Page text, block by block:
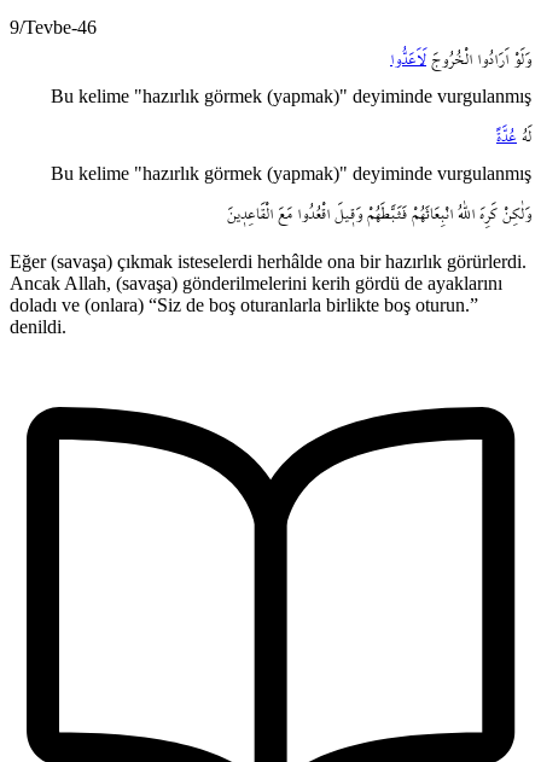
9/Tevbe-46
وَلَوْ اَرَادُوا الْخُرُوجَ لَاَعَدُّوا
Bu kelime "hazırlık görmek (yapmak)" deyiminde vurgulanmış
لَهُ عُدَّةً
Bu kelime "hazırlık görmek (yapmak)" deyiminde vurgulanmış
وَلٰكِنْ كَرِهَ اللّٰهُ انْبِعَاثَهُمْ فَثَبَّطَهُمْ وَق۪يلَ اقْعُدُوا مَعَ الْقَاعِد۪ينَ
Eğer (savaşa) çıkmak isteselerdi herhâlde ona bir hazırlık görürlerdi.
Ancak Allah, (savaşa) gönderilmelerini kerih gördü de ayaklarını
doladı ve (onlara) “Siz de boş oturanlarla birlikte boş oturun.”
denildi.